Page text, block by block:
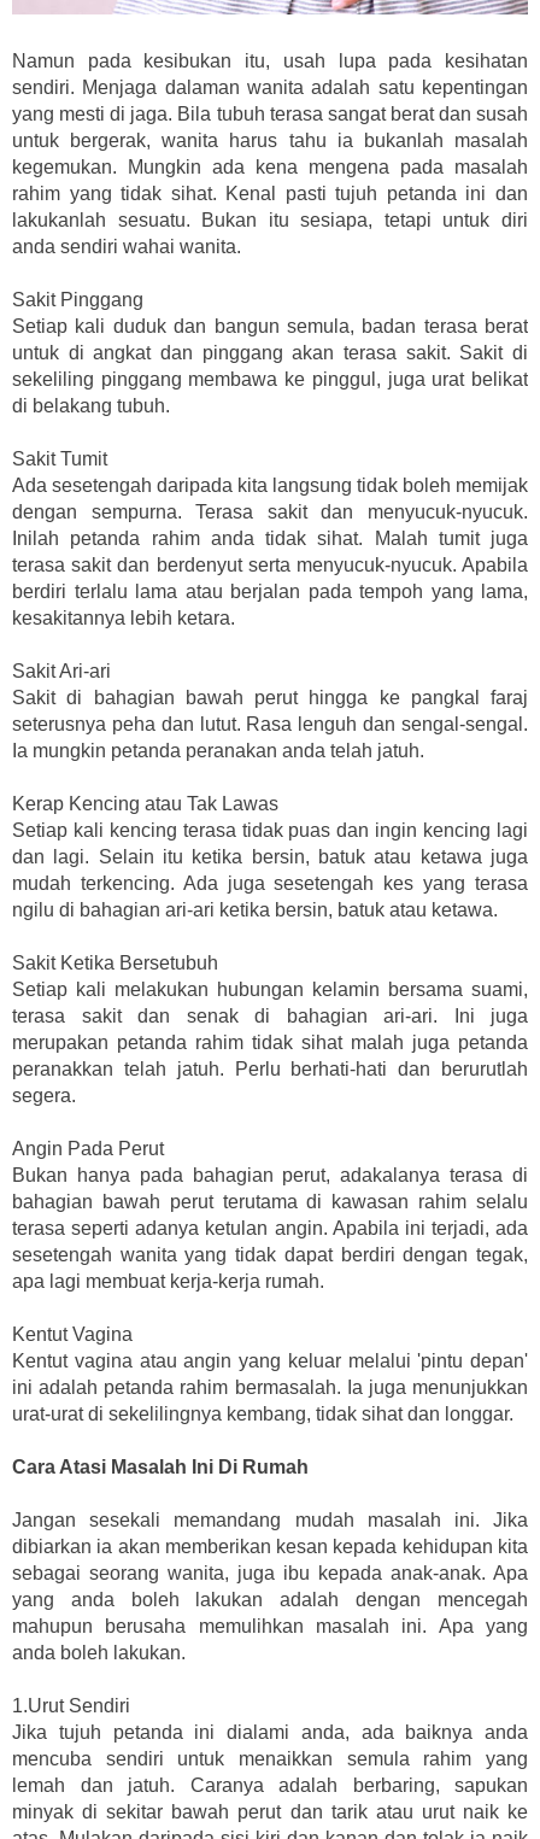
Namun pada kesibukan itu, usah lupa pada kesihatan
sendiri. Menjaga dalaman wanita adalah satu kepentingan
yang mesti di jaga. Bila tubuh terasa sangat berat dan susah
untuk bergerak, wanita harus tahu ia bukanlah masalah
kegemukan. Mungkin ada kena mengena pada masalah
rahim yang tidak sihat. Kenal pasti tujuh petanda ini dan
lakukanlah sesuatu. Bukan itu sesiapa, tetapi untuk diri
anda sendiri wahai wanita.
Sakit Pinggang
Setiap kali duduk dan bangun semula, badan terasa berat
untuk di angkat dan pinggang akan terasa sakit. Sakit di
sekeliling pinggang membawa ke pinggul, juga urat belikat
di belakang tubuh.
Sakit Tumit
Ada sesetengah daripada kita langsung tidak boleh memijak
dengan sempurna. Terasa sakit dan menyucuk-nyucuk.
Inilah petanda rahim anda tidak sihat. Malah tumit juga
terasa sakit dan berdenyut serta menyucuk-nyucuk. Apabila
berdiri terlalu lama atau berjalan pada tempoh yang lama,
kesakitannya lebih ketara.
Sakit Ari-ari
Sakit di bahagian bawah perut hingga ke pangkal faraj
seterusnya peha dan lutut. Rasa lenguh dan sengal-sengal.
Ia mungkin petanda peranakan anda telah jatuh.
Kerap Kencing atau Tak Lawas
Setiap kali kencing terasa tidak puas dan ingin kencing lagi
dan lagi. Selain itu ketika bersin, batuk atau ketawa juga
mudah terkencing. Ada juga sesetengah kes yang terasa
ngilu di bahagian ari-ari ketika bersin, batuk atau ketawa.
Sakit Ketika Bersetubuh
Setiap kali melakukan hubungan kelamin bersama suami,
terasa sakit dan senak di bahagian ari-ari. Ini juga
merupakan petanda rahim tidak sihat malah juga petanda
peranakkan telah jatuh. Perlu berhati-hati dan berurutlah
segera.
Angin Pada Perut
Bukan hanya pada bahagian perut, adakalanya terasa di
bahagian bawah perut terutama di kawasan rahim selalu
terasa seperti adanya ketulan angin. Apabila ini terjadi, ada
sesetengah wanita yang tidak dapat berdiri dengan tegak,
apa lagi membuat kerja-kerja rumah.
Kentut Vagina
Kentut vagina atau angin yang keluar melalui 'pintu depan'
ini adalah petanda rahim bermasalah. Ia juga menunjukkan
urat-urat di sekelilingnya kembang, tidak sihat dan longgar.
Cara Atasi Masalah Ini Di Rumah
Jangan sesekali memandang mudah masalah ini. Jika
dibiarkan ia akan memberikan kesan kepada kehidupan kita
sebagai seorang wanita, juga ibu kepada anak-anak. Apa
yang anda boleh lakukan adalah dengan mencegah
mahupun berusaha memulihkan masalah ini. Apa yang
anda boleh lakukan.
1.Urut Sendiri
Jika tujuh petanda ini dialami anda, ada baiknya anda
mencuba sendiri untuk menaikkan semula rahim yang
lemah dan jatuh. Caranya adalah berbaring, sapukan
minyak di sekitar bawah perut dan tarik atau urut naik ke